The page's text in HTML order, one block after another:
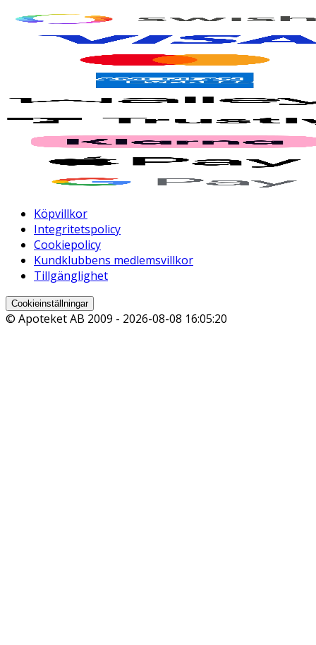
Köpvillkor
Integritetspolicy
Cookiepolicy
Kundklubbens medlemsvillkor
Tillgänglighet
Cookieinställningar
© Apoteket AB 2009 - 2026-08-08 16:05:20